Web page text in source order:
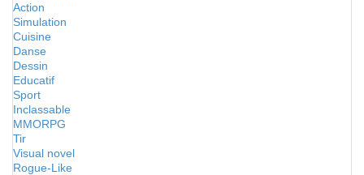
Action
Simulation
Cuisine
Danse
Dessin
Educatif
Sport
Inclassable
MMORPG
Tir
Visual novel
Rogue-Like